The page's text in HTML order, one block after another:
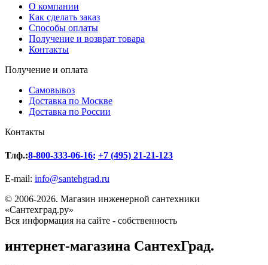
О компании
Как сделать заказ
Способы оплаты
Получение и возврат товара
Контакты
Получение и оплата
Самовывоз
Доставка по Москве
Доставка по России
Контакты
Тлф.:8-800-333-06-16; +7 (495) 21-21-123
E-mail: info@santehgrad.ru
© 2006-2026. Магазин инженерной сантехники
«Сантехград.ру»
Вся информация на сайте - собственность
интернет-магазина СантехГрад.